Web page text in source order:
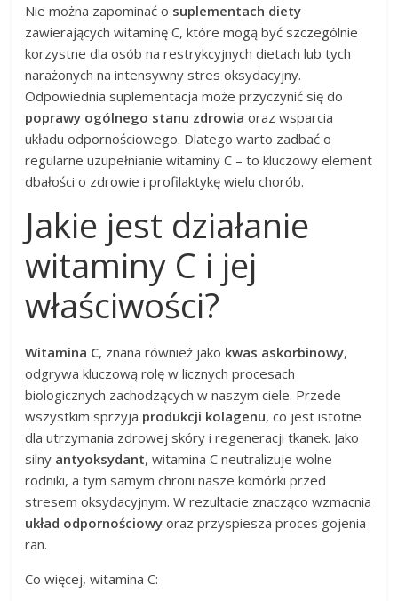
Nie można zapominać o suplementach diety
zawierających witaminę C, które mogą być szczególnie
korzystne dla osób na restrykcyjnych dietach lub tych
narażonych na intensywny stres oksydacyjny.
Odpowiednia suplementacja może przyczynić się do
poprawy ogólnego stanu zdrowia oraz wsparcia
układu odpornościowego. Dlatego warto zadbać o
regularne uzupełnianie witaminy C – to kluczowy element
dbałości o zdrowie i profilaktykę wielu chorób.
Jakie jest działanie
witaminy C i jej
właściwości?
Witamina C, znana również jako kwas askorbinowy,
odgrywa kluczową rolę w licznych procesach
biologicznych zachodzących w naszym ciele. Przede
wszystkim sprzyja produkcji kolagenu, co jest istotne
dla utrzymania zdrowej skóry i regeneracji tkanek. Jako
silny antyoksydant, witamina C neutralizuje wolne
rodniki, a tym samym chroni nasze komórki przed
stresem oksydacyjnym. W rezultacie znacząco wzmacnia
układ odpornościowy oraz przyspiesza proces gojenia
ran.
Co więcej, witamina C: